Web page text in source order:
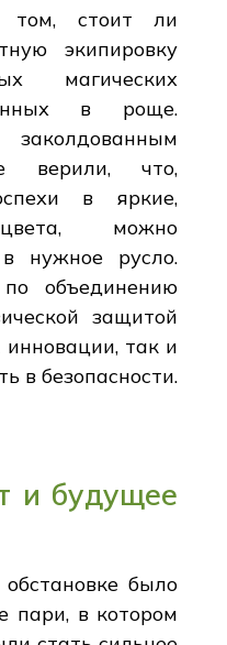
том, стоит ли
экипировку
магических
в роще.
верили, что,
в яркие,
цвета, можно
нужное русло.
объединению
защитой
так и
в безопасности.
и будущее
было
пари, в котором